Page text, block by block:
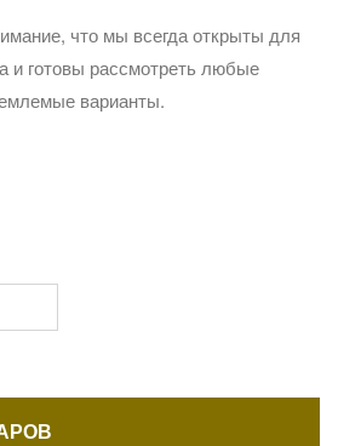
что мы всегда открыты для
и готовы рассмотреть любые
варианты.